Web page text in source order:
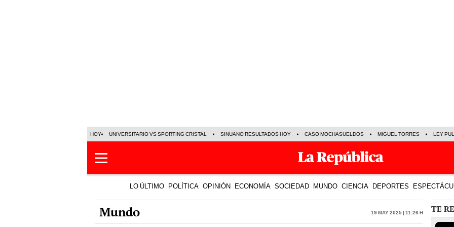
HOY UNIVERSITARIO VS SPORTING CRISTAL SINUANO RESULTADOS HOY CASO MOCHASUELDOS MIGUEL TORRES LEY
LO ÚLTIMO POLÍTICA OPINIÓN ECONOMÍA SOCIEDAD MUNDO CIENCIA DEPORTES
Mundo 19 May 2025 | 11:26 h TE